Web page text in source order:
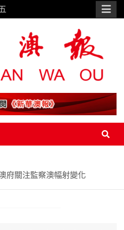
府關注監察澳幅射變化